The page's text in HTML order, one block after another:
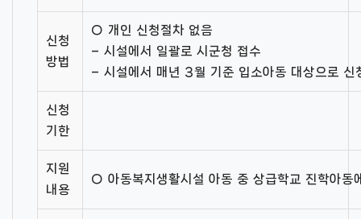
신청
방법
○ 개인 신청절차 없음
– 시설에서 일괄로 시군청 접수
– 시설에서 매년 3월 기준 입소아동 대상으로 신
신청
기한
지원
내용
○ 아동복지생활시설 아동 중 상급학교 진학아동